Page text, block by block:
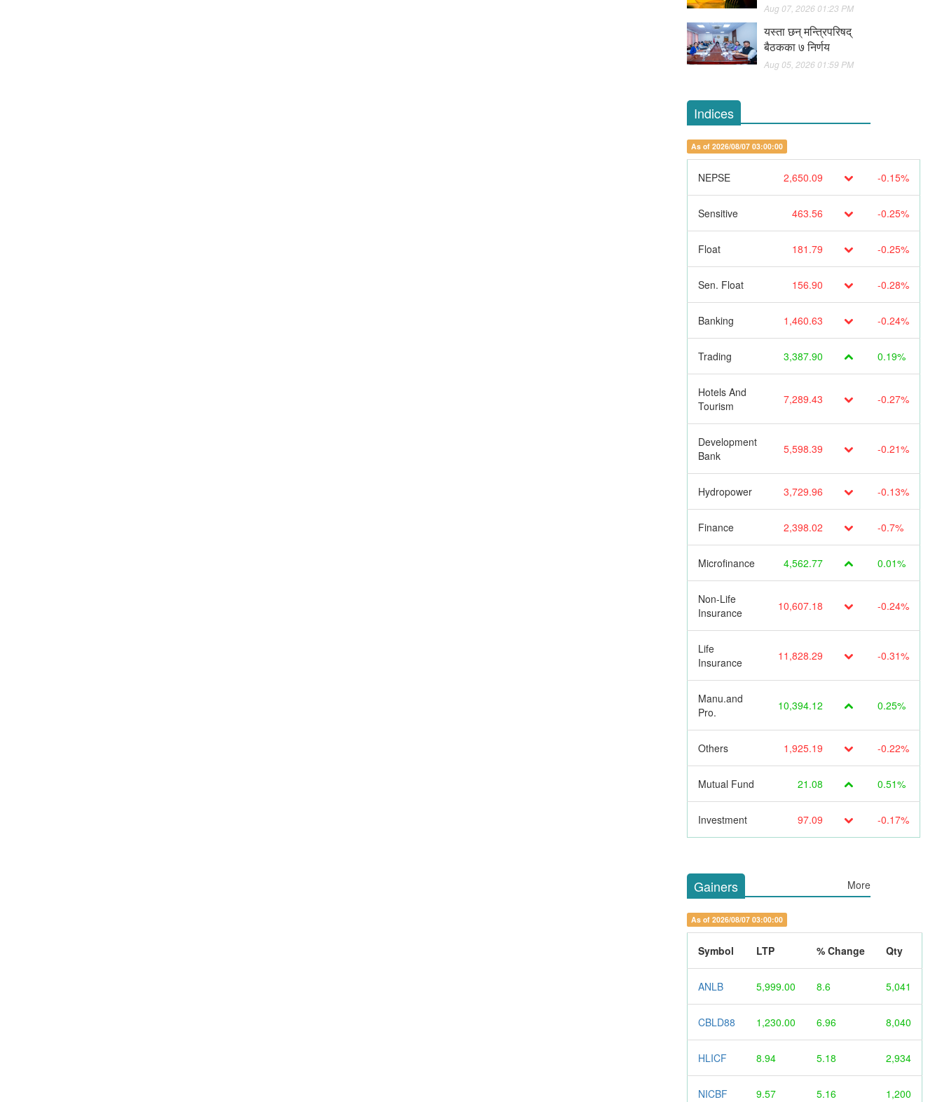
Aug 07, 2026 01:23 PM
यस्ता छन् मन्त्रिपरिषद्
बैठकका ७ निर्णय
Aug 05, 2026 01:59 PM
Indices
As of 2026/08/07 03:00:00
NEPSE 2,650.09 -0.15%
Sensitive 463.56 -0.25%
Float 181.79 -0.25%
Sen. Float 156.90 -0.28%
Banking 1,460.63 -0.24%
Trading 3,387.90 0.19%
Hotels And
Tourism
7,289.43 -0.27%
Development
Bank
5,598.39 -0.21%
Hydropower 3,729.96 -0.13%
Finance 2,398.02 -0.7%
Microfinance 4,562.77 0.01%
Non-Life
Insurance
10,607.18 -0.24%
Life
Insurance
11,828.29 -0.31%
Manu.and
Pro.
10,394.12 0.25%
Others 1,925.19 -0.22%
Mutual Fund 21.08 0.51%
Investment 97.09 -0.17%
Gainers More
As of 2026/08/07 03:00:00
Symbol LTP % Change Qty
ANLB 5,999.00 8.6 5,041
CBLD88 1,230.00 6.96 8,040
HLICF 8.94 5.18 2,934
NICBF 9.57 5.16 1,200